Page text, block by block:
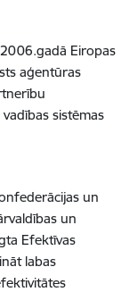
Eiropas
aģentūras
sistēmas
un
un
Efektīvas
labas